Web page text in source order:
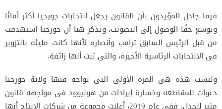
فيما جادل المؤيدون بأن القانون يجعل انتخابات جورجيا أكثر أمانًا
ويوسع حقًا الوصول إلى التصويت، ويذكر هنا أن جورجيا استهدفت
من قبل الرئيس السابق ترامب وأنصاره لأنها كانت مليئة بالتزوير
فى الانتخابات الرئاسية الأخيرة، والتى ثبت أنها زائفة.
وليست هذه هى المرة الأولى التى تواجه فيها ولاية جورجيا
دعوات للمقاطعة وخسارة إيرادات من هوليوود فى مواجهة قانون
مثير للجدل، ففى عام 2019، أعلنت مجموعة من شركات الإنتاج أنها